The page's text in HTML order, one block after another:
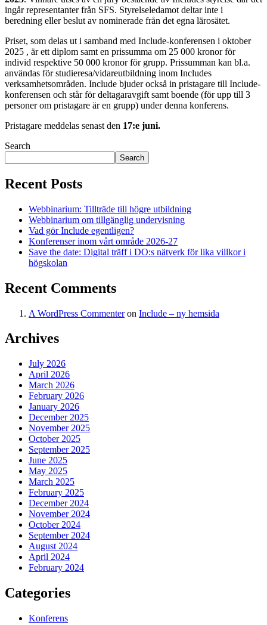
ingår representanter från SFS. Styrelseledamot deltar inte i
beredning eller beslut av nominerade från det egna lärosätet.
Priset, som delas ut i samband med Include-konferensen i oktober
2025 , är ett diplom samt en prissumma om 25 000 kronor för
individ respektive 50 000 kronor för grupp. Prissumman kan bl.a.
användas för studieresa/vidareutbildning inom Includes
verksamhetsområden. Include bjuder också in pristagare till Include-
konferensen och står för deltagaravgift samt boende (för upp till 3
personer om pristagare är en grupp) under denna konferens.
Pristagare meddelas senast den 17:e juni.
Search
Search
Recent Posts
Webbinarium: Tillträde till högre utbildning
Webbinarium om tillgänglig undervisning
Vad gör Include egentligen?
Konferenser inom vårt område 2026-27
Save the date: Digital träff i DO:s nätverk för lika villkor i
högskolan
Recent Comments
A WordPress Commenteron Include – ny hemsida
Archives
July 2026
April 2026
March 2026
February 2026
January 2026
December 2025
November 2025
October 2025
September 2025
June 2025
May 2025
March 2025
February 2025
December 2024
November 2024
October 2024
September 2024
August 2024
April 2024
February 2024
Categories
Konferens